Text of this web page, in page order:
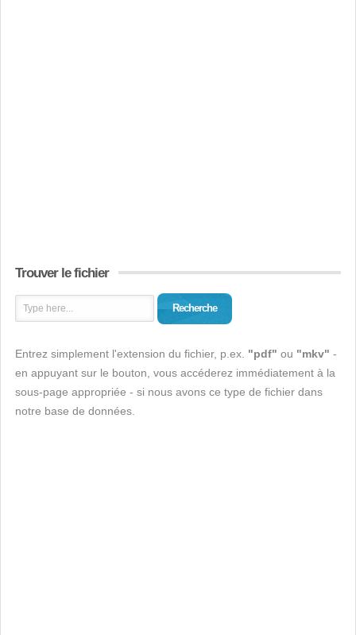
Trouver le fichier
Recherche
Entrez simplement l'extension du fichier, p.ex. "pdf" ou "mkv" -
en appuyant sur le bouton, vous accéderez immédiatement à la
sous-page appropriée - si nous avons ce type de fichier dans
notre base de données.